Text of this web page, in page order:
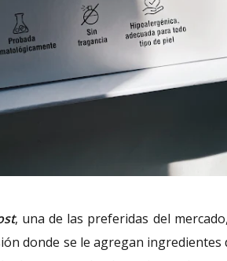
, una de las preferidas del
donde se le agregan ingredientes